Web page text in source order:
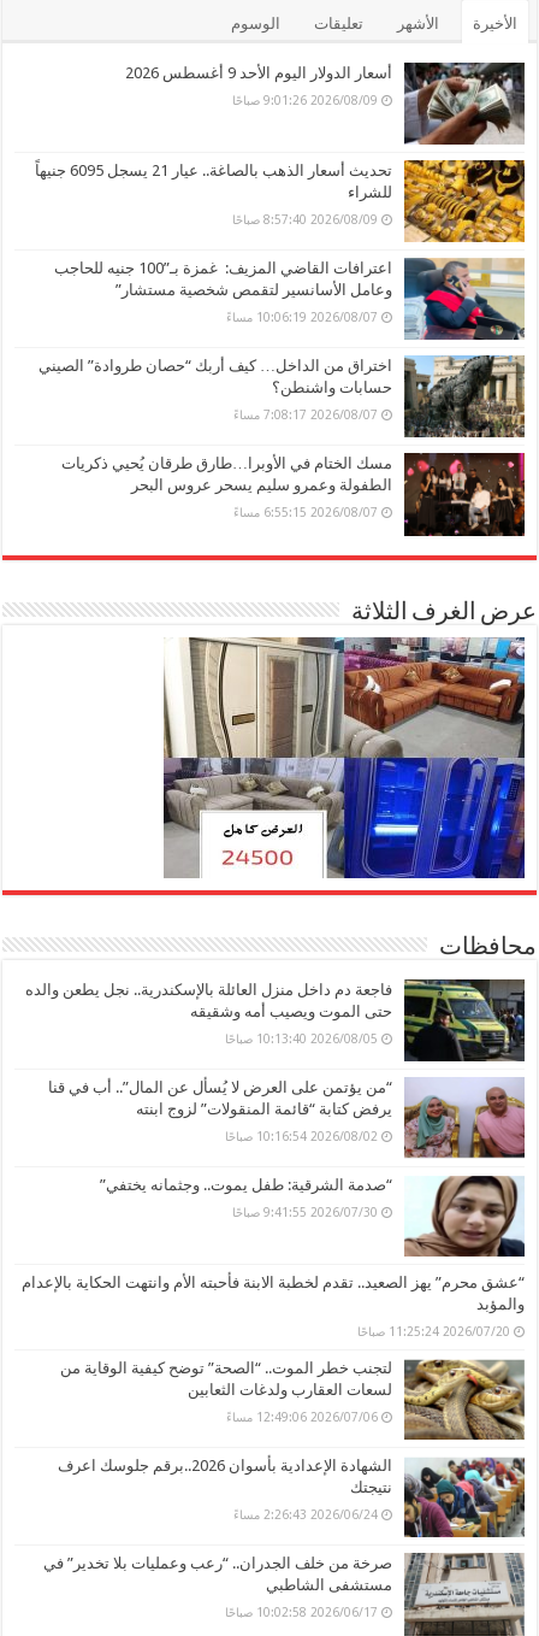
الأخيرة الأشهر تعليقات الوسوم
أسعار الدولار اليوم الأحد 9 أغسطس 2026
2026/08/09 9:01:26 صباحًا
تحديث أسعار الذهب بالصاغة.. عيار 21 يسجل 6095 جنيهاً
للشراء
2026/08/09 8:57:40 صباحًا
اعترافات القاضي المزيف: غمزة بـ”100 جنيه للحاجب
وعامل الأسانسير لتقمص شخصية مستشار”
2026/08/07 10:06:19 مساءً
اختراق من الداخل… كيف أربك “حصان طروادة” الصيني
حسابات واشنطن؟
2026/08/07 7:08:17 مساءً
مسك الختام في الأوبرا…طارق طرقان يُحيي ذكريات
الطفولة وعمرو سليم يسحر عروس البحر
2026/08/07 6:55:15 مساءً
عرض الغرف الثلاثة
محافظات
فاجعة دم داخل منزل العائلة بالإسكندرية.. نجل يطعن والده
حتى الموت ويصيب أمه وشقيقه
2026/08/05 10:13:40 صباحًا
“من يؤتمن على العرض لا يُسأل عن المال”.. أب في قنا
يرفض كتابة “قائمة المنقولات” لزوج ابنته
2026/08/02 10:16:54 صباحًا
“صدمة الشرقية: طفل يموت.. وجثمانه يختفي”
2026/07/30 9:41:55 صباحًا
“عشق محرم” يهز الصعيد.. تقدم لخطبة الابنة فأحبته الأم وانتهت الحكاية بالإعدام
والمؤبد
2026/07/20 11:25:24 صباحًا
لتجنب خطر الموت.. “الصحة” توضح كيفية الوقاية من
لسعات العقارب ولدغات الثعابين
2026/07/06 12:49:06 مساءً
الشهادة الإعدادية بأسوان 2026..برقم جلوسك اعرف
نتيجتك
2026/06/24 2:26:43 مساءً
صرخة من خلف الجدران.. “رعب وعمليات بلا تخدير” في
مستشفى الشاطبي
2026/06/17 10:02:58 صباحًا